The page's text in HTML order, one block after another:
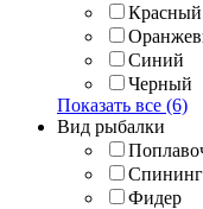
Красный
Синий
Черный
Показать все (6)
Вид рыбалки
Спининг
Фидер